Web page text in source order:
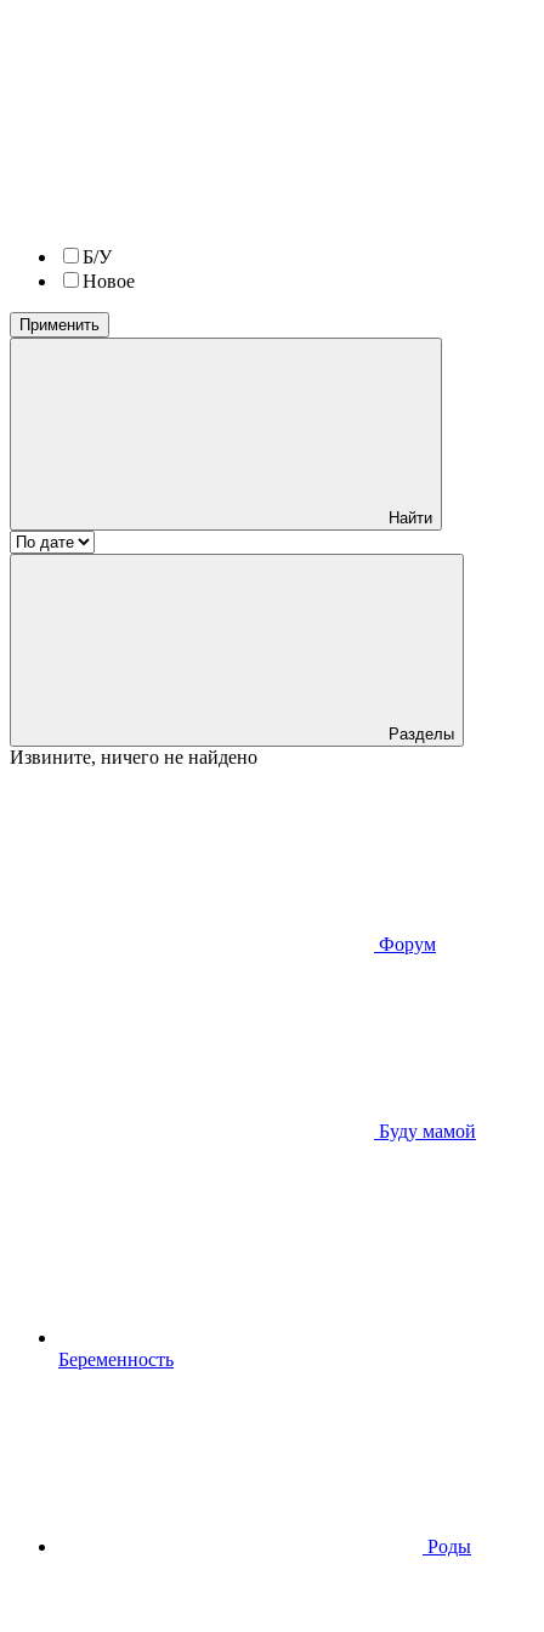
Б/У
Новое
Применить
Найти
Разделы
Извините, ничего не найдено
Форум
Буду мамой
Беременность
Роды